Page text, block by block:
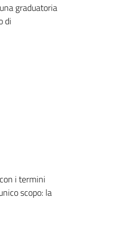
graduatoria
di
i termini
scopo: la